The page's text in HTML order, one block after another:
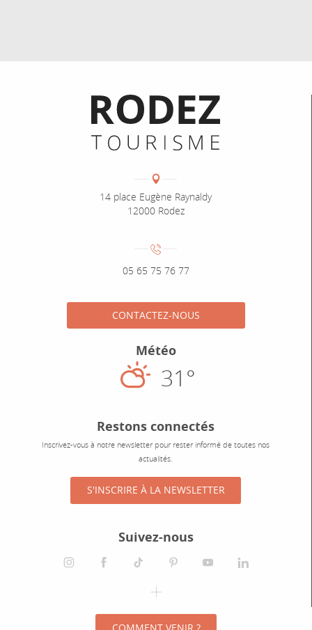
Informations pratiques
Adresse :
14 place Eugène Raynaldy
12000 Rodez
Numéro de téléphone :
05 65 75 76 77
CONTACTEZ-NOUS
Météo
Éclaircies
31°
Restons connectés
Inscrivez-vous à notre newsletter pour rester informé de toutes nos
actualités.
S'INSCRIRE À LA NEWSLETTER
Suivez-nous
instagramfacebooktiktok pinterestyoutube
COMMENT VENIR ?